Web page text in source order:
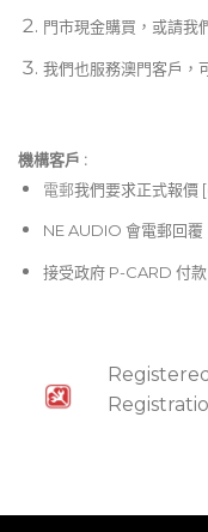
門市現金購買，或請我
我們也服務澳門客戶，
機構客戶 :​
電郵我們要求正式報價 [
NE AUDIO 會電郵回
接受政府 P-CARD 付款